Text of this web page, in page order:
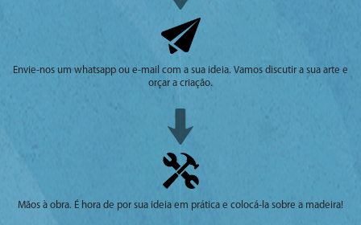
Envie-nos um whatsapp ou e-mail com a sua ideia. Vamos discutir a sua arte e
orçar a criação.
Mãos à obra. É hora de por sua ideia em prática e colocá-la sobre a madeira!